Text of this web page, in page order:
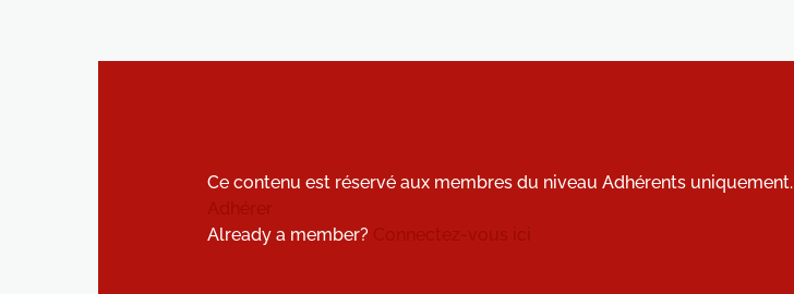
Ce contenu est réservé aux membres du niveau Adhérents uniquement.
Already a member?